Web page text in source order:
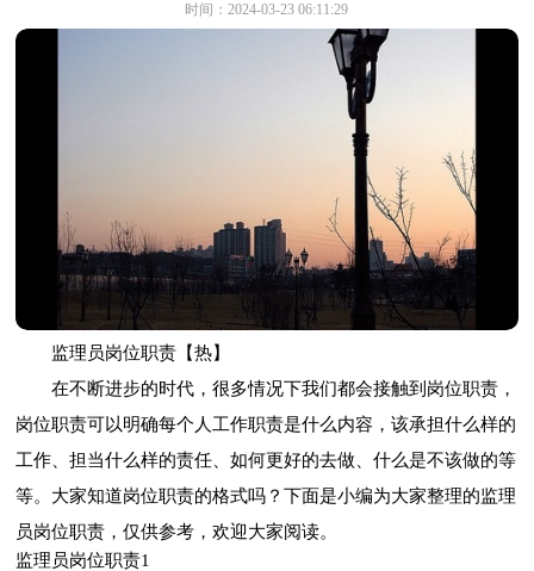
时间：2024-03-23 06:11:29
监理员岗位职责【热】
在不断进步的时代，很多情况下我们都会接触到岗位职责，
岗位职责可以明确每个人工作职责是什么内容，该承担什么样的
工作、担当什么样的责任、如何更好的去做、什么是不该做的等
等。大家知道岗位职责的格式吗？下面是小编为大家整理的监理
员岗位职责，仅供参考，欢迎大家阅读。
监理员岗位职责1